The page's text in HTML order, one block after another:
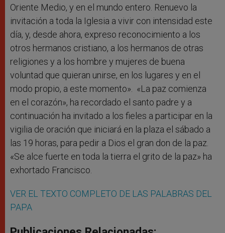
Oriente Medio, y en el mundo entero. Renuevo la
invitación a toda la Iglesia a vivir con intensidad este
día, y, desde ahora, expreso reconocimiento a los
otros hermanos cristiano, a los hermanos de otras
religiones y a los hombre y mujeres de buena
voluntad que quieran unirse, en los lugares y en el
modo propio, a este momento». «La paz comienza
en el corazón», ha recordado el santo padre y a
continuación ha invitado a los fieles a participar en la
vigilia de oración que iniciará en la plaza el sábado a
las 19 horas, para pedir a Dios el gran don de la paz.
«Se alce fuerte en toda la tierra el grito de la paz» ha
exhortado Francisco.
VER EL TEXTO COMPLETO DE LAS PALABRAS DEL
PAPA